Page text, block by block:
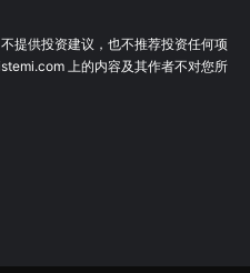
提供投资建议，也不推荐投资任何项
上的内容及其作者不对您所